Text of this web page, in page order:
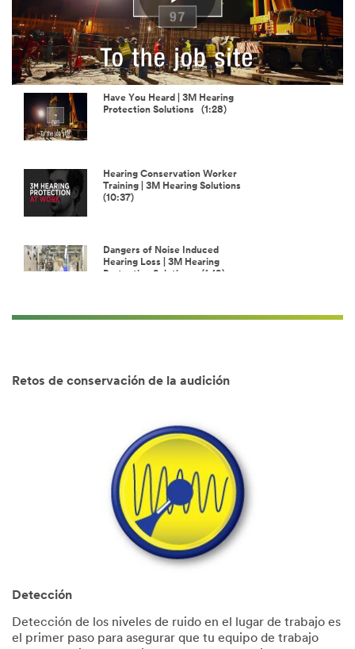
Play
Video
Have You Heard | 3M Hearing
Protection Solutions (1:28)
Hearing Conservation Worker
Training | 3M Hearing Solutions
(10:37)
Dangers of Noise Induced
Hearing Loss | 3M Hearing
Retos de conservación de la audición
Detección
Detección de los niveles de ruido en el lugar de trabajo es
el primer paso para asegurar que tu equipo de trabajo